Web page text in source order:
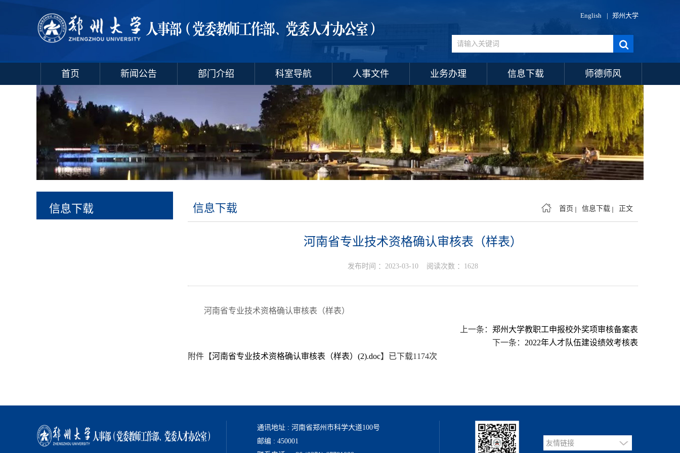
English | 郑州大学
首页 新闻公告 部门介绍 科室导航 人事文件 业务办理 信息下载 师德师风
信息下载 信息下载 首页 信息下载 正文
河南省专业技术资格确认审核表（样表）
发布时间 ： 2023-03-10 阅读次数 ： 1628
河南省专业技术资格确认审核表（样表）
上一条： 郑州大学教职工申报校外奖项审核备案表
下一条： 2022年人才队伍建设绩效考核表
附件【河南省专业技术资格确认审核表（样表）(2).doc】已下载1174次
通讯地址 : 河南省郑州市科学大道100号
邮编 : 450001